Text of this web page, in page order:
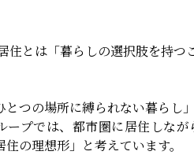
住とは「暮らしの選択肢を持つ
とつの場所に縛られない暮らし
ープでは、都市圏に居住しな
住の理想形」と考えています。